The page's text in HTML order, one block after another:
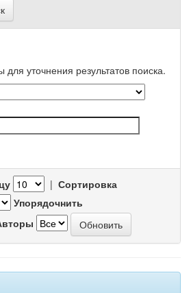
для уточнения результатов поиска.
| Сортировка
Упорядочнить